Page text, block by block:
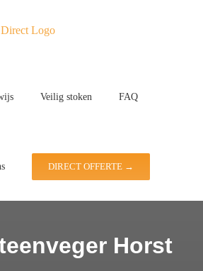
Veilig stoken FAQ
DIRECT OFFERTE →
Horst